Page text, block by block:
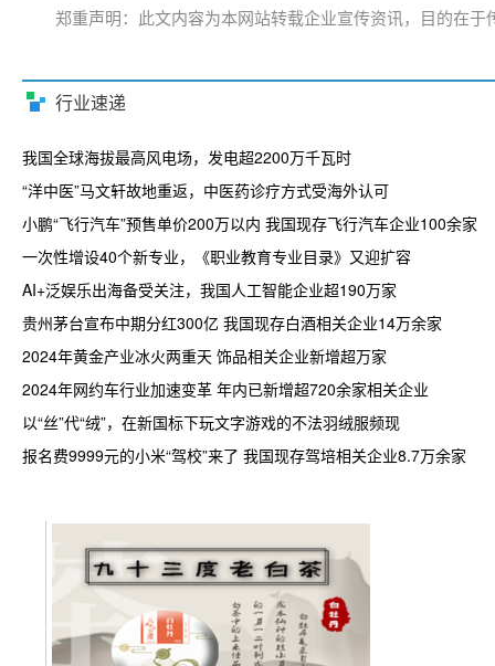
郑重声明：此文内容为本网站转载企业宣传资讯，目的在
行业速递
我国全球海拔最高风电场，发电超2200万千瓦时
“洋中医”马文轩故地重返，中医药诊疗方式受海外认可
小鹏“飞行汽车”预售单价200万以内 我国现存飞行汽车企业100余家
一次性增设40个新专业，《职业教育专业目录》又迎扩容
AI+泛娱乐出海备受关注，我国人工智能企业超190万家
贵州茅台宣布中期分红300亿 我国现存白酒相关企业14万余家
2024年黄金产业冰火两重天 饰品相关企业新增超万家
2024年网约车行业加速变革 年内已新增超720余家相关企业
以“丝”代“绒”，在新国标下玩文字游戏的不法羽绒服频现
报名费9999元的小米“驾校”来了 我国现存驾培相关企业8.7万余家